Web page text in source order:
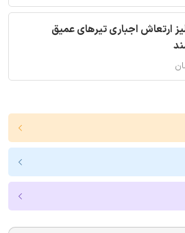
ارتعاش اجباری تیرهای عمیق